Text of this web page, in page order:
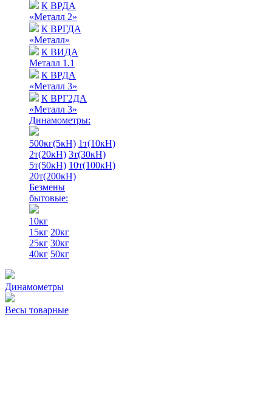
К ВРДА
«Металл 2»
К ВРГДА
«Металл»
К ВИДА
Металл 1.1
К ВРДА
«Металл 3»
К ВРГ2ДА
«Металл 3»
Динамометры:
500кг(5кН) 1т(10кН)
2т(20кН) 3т(30кН)
5т(50кН) 10т(100кН)
20т(200кН)
Безмены
бытовые:
10кг
15кг 20кг
25кг 30кг
40кг 50кг
Динамометры
Весы товарные